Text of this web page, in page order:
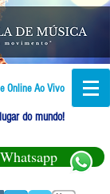
Online Ao Vivo
do mundo!
Whatsapp